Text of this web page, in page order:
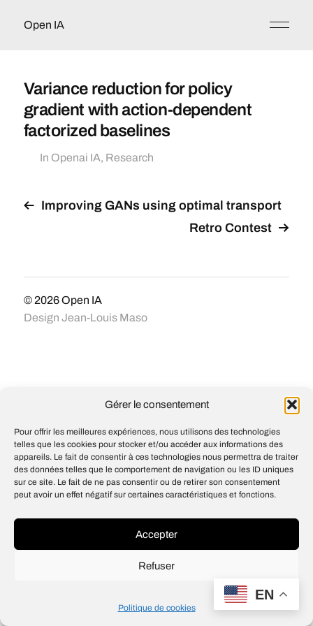
Gérer le consentement
Pour offrir les meilleures expériences, nous utilisons des technologies
telles que les cookies pour stocker et/ou accéder aux informations des
appareils. Le fait de consentir à ces technologies nous permettra de traiter
des données telles que le comportement de navigation ou les ID uniques
sur ce site. Le fait de ne pas consentir ou de retirer son consentement
peut avoir un effet négatif sur certaines caractéristiques et fonctions.
Accepter
Refuser
Politique de cookies
Open IA
Variance reduction for policy
gradient with action-dependent
factorized baselines
In Openai IA, Research
Improving GANs using optimal transport
Retro Contest
© 2026Open IA
Design Jean-Louis Maso
EN